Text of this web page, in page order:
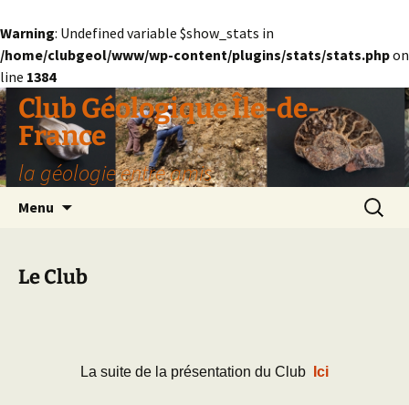
Warning: Undefined variable $show_stats in
/home/clubgeol/www/wp-content/plugins/stats/stats.phpon
line 1384
Aller
au
contenu
Club Géologique Île-de-
France
la géologie entre amis
Menu
Le Club
La suite de la présentation du Club Ici